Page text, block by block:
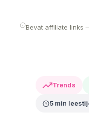
Bevat affiliate links
Trends
5 min